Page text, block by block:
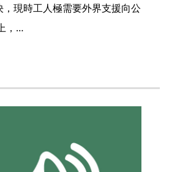
現時工人極需要外界支援向公
，…